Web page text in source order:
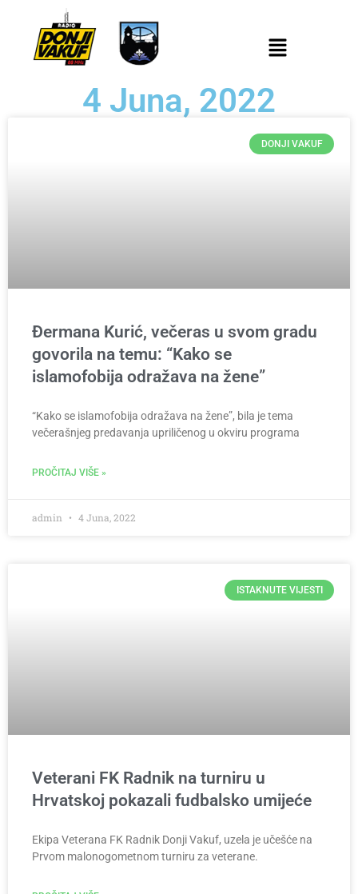
4 Juna, 2022
DONJI VAKUF
Đermana Kurić, večeras u svom gradu
govorila na temu: “Kako se
islamofobija odražava na žene”
“Kako se islamofobija odražava na žene”, bila je tema
večerašnjeg predavanja upriličenog u okviru programa
PROČITAJ VIŠE »
admin 4 Juna, 2022
ISTAKNUTE VIJESTI
Veterani FK Radnik na turniru u
Hrvatskoj pokazali fudbalsko umijeće
Ekipa Veterana FK Radnik Donji Vakuf, uzela je učešće na
Prvom malonogometnom turniru za veterane.